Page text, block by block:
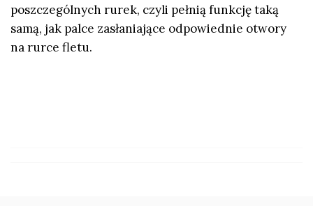
poszczególnych rurek, czyli pełnią funkcję taką
samą, jak palce zasłaniające odpowiednie otwory
na rurce fletu.